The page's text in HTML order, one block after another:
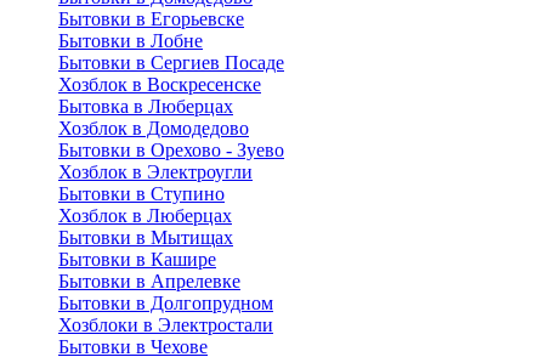
Бытовки в Егорьевске
Бытовки в Лобне
Бытовки в Сергиев Посаде
Хозблок в Воскресенске
Бытовка в Люберцах
Хозблок в Домодедово
Бытовки в Орехово - Зуево
Хозблок в Электроугли
Бытовки в Ступино
Хозблок в Люберцах
Бытовки в Мытищах
Бытовки в Кашире
Бытовки в Апрелевке
Бытовки в Долгопрудном
Хозблоки в Электростали
Бытовки в Чехове